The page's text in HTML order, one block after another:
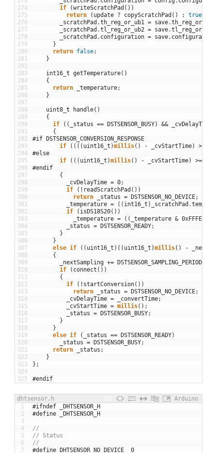
274
275
276
277
278
279
280
281
282
283
284
285
286
287
288
289
290
291
292
293
294
295
296
297
298
299
300
301
302
303
304
305
306
307
308
309
310
311
312
313
314
315
316
317
318
319
320
321
322
323
324
325
if
(writeScratchPad ( ) )
return
( update ? copyScratchPad ( ) : true
_scratchPad .th_reg_or_ub1 = save.th_reg_or_ub1
_scratchPad .tl_reg_or_ub2 = save.tl_reg_or_ub2
_scratchPad . configuration = save. configuration
}
return false;
}
int16 t getTemperature( )
{
return
_temperature;
}
uint8 t handle( )
{
if
( ( _status == DSTSENSOR_BUSY) && _cvDelayTime
{
#if DSTSENSOR_CONVERSION_RESPONSE
if
( ( ( ( uint16_t )millis( ) - _cvStartTime) >=
#else
if
( ( ( uint16_t )millis( ) - _cvStartTime) >=
#endif
{
_cvDelayTime = 0;
if
( ! readScratchPad ( ) )
return
_status = DSTSENSOR_NO_DEVICE;
_temperature = ( ( int16_t ) _scratchPad .
if
( isDS18S20( ) )
_temperature = ( ( _temperature & 0xFFFE
_status = DSTSENSOR_READY;
}
}
else if ( ( uint16_t ) ( ( uint16_t )millis( ) -
{
_nextSampling += DSTSENSOR_SAMPLING_PERIOD
if
( connect ( ) )
{
if
( ! startConversion( ) )
return
_status = DSTSENSOR_NO_DEVICE;
_cvDelayTime = _convertTime;
_cvStartTime = millis( ) ;
_status = DSTSENSOR_BUSY;
}
}
else if ( _status == DSTSENSOR_READY)
_status = DSTSENSOR_BUSY;
return
_status ;
}
} ;
#endif
dhtsensor.h
Arduino
1
2
3
4
5
6
7
#ifndef _DHTSENSOR_H
#define _DHTSENSOR_H
//
// Status
//
#define DHTSENSOR_NO_DEVICE  0